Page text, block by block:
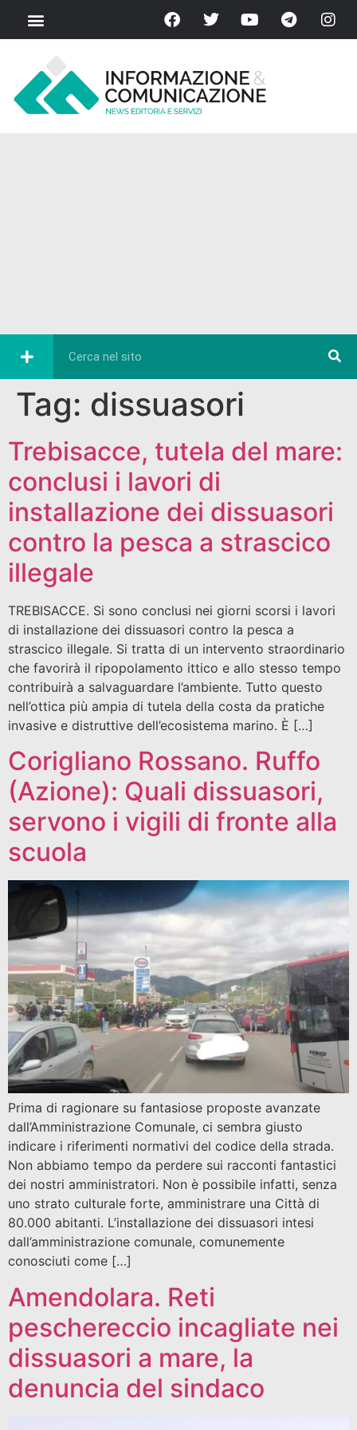
Tag: dissuasori
Trebisacce, tutela del mare:
conclusi i lavori di
installazione dei dissuasori
contro la pesca a strascico
illegale
TREBISACCE. Si sono conclusi nei giorni scorsi i lavori
di installazione dei dissuasori contro la pesca a
strascico illegale. Si tratta di un intervento straordinario
che favorirà il ripopolamento ittico e allo stesso tempo
contribuirà a salvaguardare l’ambiente. Tutto questo
nell’ottica più ampia di tutela della costa da pratiche
invasive e distruttive dell’ecosistema marino. È […]
Corigliano Rossano. Ruffo
(Azione): Quali dissuasori,
servono i vigili di fronte alla
scuola
Prima di ragionare su fantasiose proposte avanzate
dall’Amministrazione Comunale, ci sembra giusto
indicare i riferimenti normativi del codice della strada.
Non abbiamo tempo da perdere sui racconti fantastici
dei nostri amministratori. Non è possibile infatti, senza
uno strato culturale forte, amministrare una Città di
80.000 abitanti. L’installazione dei dissuasori intesi
dall’amministrazione comunale, comunemente
conosciuti come […]
Amendolara. Reti
peschereccio incagliate nei
dissuasori a mare, la
denuncia del sindaco